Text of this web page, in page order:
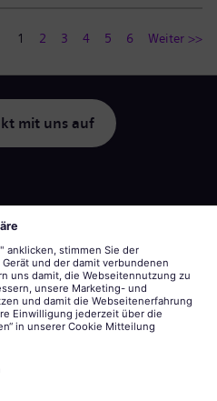
1 2 3 4 5 6 Weiter >>
mit uns auf
von Arbeitsbedingungen
Datenschutzerklärung